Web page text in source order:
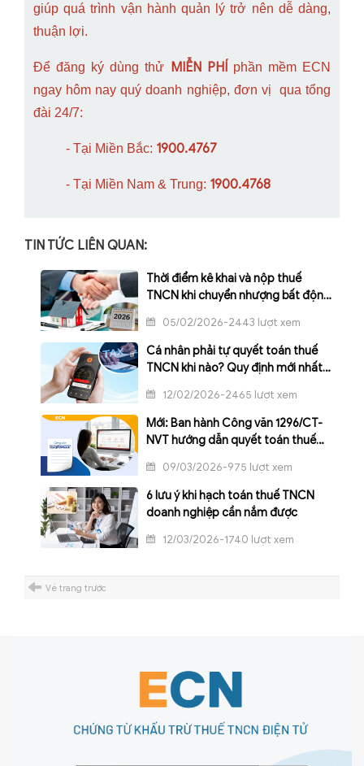
giúp quá trình vận hành quản lý trở nên dễ dàng,
thuận lợi.
Để đăng ký dùng thử MIỄN PHÍ phần mềm ECN
ngay hôm nay quý doanh nghiệp, đơn vị qua tổng
đài 24/7:
- Tại Miền Bắc: 1900.4767
- Tại Miền Nam & Trung: 1900.4768
TIN TỨC LIÊN QUAN:
Thời điểm kê khai và nộp thuế
TNCN khi chuyển nhượng bất động
05/02/2026-2443 lượt xem
Cá nhân phải tự quyết toán thuế
TNCN khi nào? Quy định mới nhất
12/02/2026-2465 lượt xem
Mới: Ban hành Công văn 1296/CT-
NVT hướng dẫn quyết toán thuế
lương tiền công
09/03/2026-975 lượt xem
6 lưu ý khi hạch toán thuế TNCN
doanh nghiệp cần nắm được
12/03/2026-1740 lượt xem
Về trang trước